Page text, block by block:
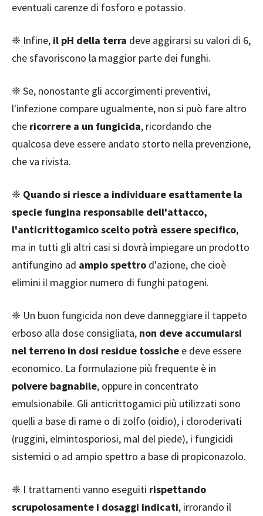
eventuali carenze di fosforo e potassio.
❈ Infine, il pH della terra deve aggirarsi su valori di 6,
che sfavoriscono la maggior parte dei funghi.
❈ Se, nonostante gli accorgimenti preventivi,
l'infezione compare ugualmente, non si può fare altro
che ricorrere a un fungicida, ricordando che
qualcosa deve essere andato storto nella prevenzione,
che va rivista.
❈ Quando si riesce a individuare esattamente la
specie fungina responsabile dell'attacco,
l'anticrittogamico scelto potrà essere specifico,
ma in tutti gli altri casi si dovrà impiegare un prodotto
antifungino ad ampio spettro d'azione, che cioè
elimini il maggior numero di funghi patogeni.
❈ Un buon fungicida non deve danneggiare il tappeto
erboso alla dose consigliata, non deve accumularsi
nel terreno in dosi residue tossiche e deve essere
economico. La formulazione più frequente è in
polvere bagnabile, oppure in concentrato
emulsionabile. Gli anticrittogamici più utilizzati sono
quelli a base di rame o di zolfo (oidio), i cloroderivati
(ruggini, elmintosporiosi, mal del piede), i fungicidi
sistemici o ad ampio spettro a base di propiconazolo.
❈ I trattamenti vanno eseguiti rispettando
scrupolosamente i dosaggi indicati, irrorando il